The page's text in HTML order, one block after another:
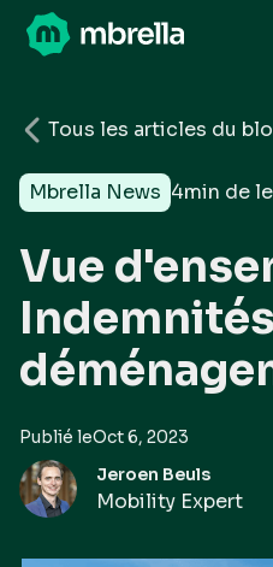
Tous les articles du
Mbrella News 4min de
Vue
Publié leOct 6, 2023
Jeroen Beuls
Mobility Expert